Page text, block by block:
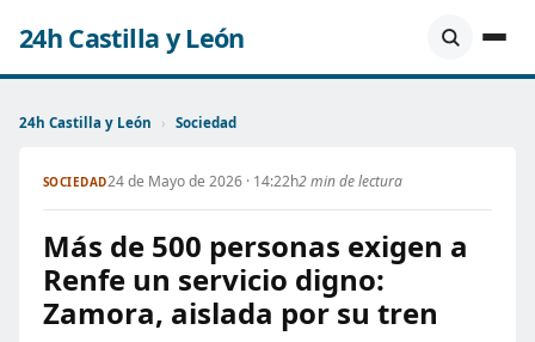
24h Castilla y León
24h Castilla y León › Sociedad
SOCIEDAD24 de Mayo de 2026 · 14:22h2 min de lectura
Más de 500 personas exigen a
Renfe un servicio digno:
Zamora, aislada por su tren